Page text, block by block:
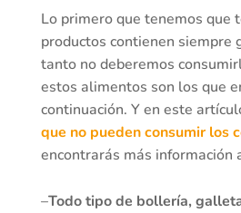
Lo primero que tenemos que
productos contienen siempre
tanto no deberemos
estos alimentos son los que
continuación. Y en este
que no pueden consumir los
encontrarás más información
–Todo tipo de bollería,